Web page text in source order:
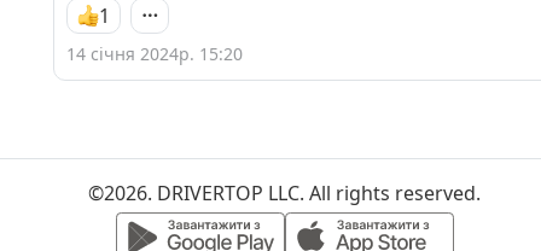
1
14 січня 2024р. 15:20
©2026. DRIVERTOP LLC. All rights reserved.